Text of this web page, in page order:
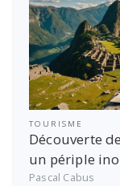
TOURISME
Découverte
un périple
Pascal Cabus